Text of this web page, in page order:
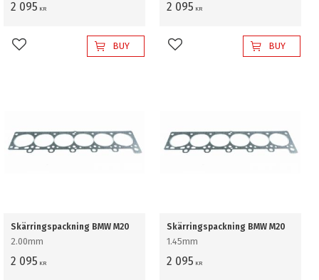
2 095 KR
Add to favorites BUY
2 095 KR
Add to favorites BUY
Skärringspackning BMW M20
2.00mm
2 095 KR
Skärringspackning BMW M20
1.45mm
2 095 KR